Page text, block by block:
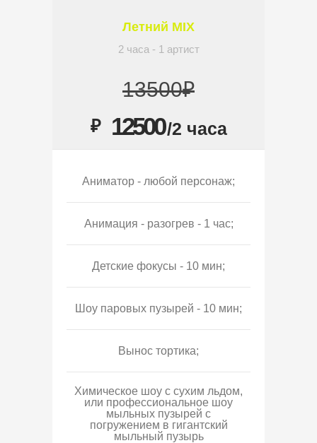
Летний MIX
2 часа - 1 артист
13500₽
₽ 12500/2 часа
Аниматор - любой персонаж;
Анимация - разогрев - 1 час;
Детские фокусы - 10 мин;
Шоу паровых пузырей - 10 мин;
Вынос тортика;
Химическое шоу с сухим льдом,
или профессиональное шоу
мыльных пузырей с
погружением в гигантский
мыльный пузырь